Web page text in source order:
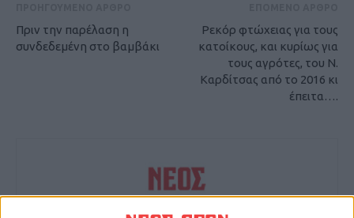
Πριν την παρέλαση η
συνδεδεμένη στο βαμβάκι
Ρεκόρ φτώχειας για τους
κατοίκους, και κυρίως για
τους αγρότες, του Ν.
Καρδίτσας από το 2016 κι
έπειτα….